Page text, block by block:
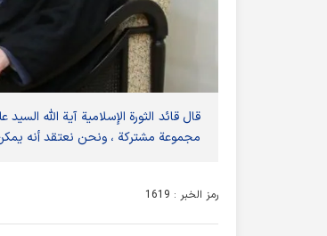
قال قائد الثورة الإسلامية آية الله
مجموعة مشتركة ، ونحن نعتقد أنه
رمز الخبر : 1619